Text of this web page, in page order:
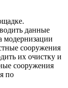
данные
модернизации
сооружения
их очистку и
сооружения
по